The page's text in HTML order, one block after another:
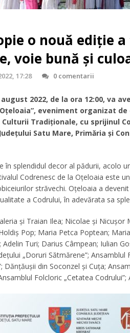
o nouă ediție a
voie bună și
17:28 0 comentarii
2022, de la ora 12:00, va
eveniment organizat
Culturii Tradiționale, cu sprijinul
Satu Mare, Primăria și
în splendidul decor al pădurii, acolo
Codrenesc de la Oţeloaia este
străvechi. Oțeloaia a
a Codrului, în adevărata sa
și Traian Ilea; Nicolae și
Pop; Maria Petca Poptean;
Turi; Darius Câmpean; Iulian
„Doruri Sătmărene”;
Dănțăușii din Soconzel și Cuța;
Folcloric „Cetatea